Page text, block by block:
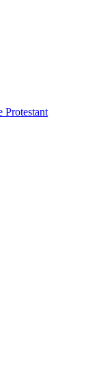
Protestant